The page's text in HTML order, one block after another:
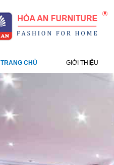
TRANG CHỦ GIỚI THIỆU